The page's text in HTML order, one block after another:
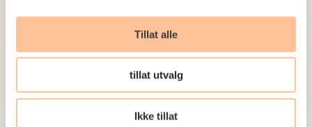
Tillat alle
tillat utvalg
Ikke tillat
Meld deg på vårt nyhetsbrev